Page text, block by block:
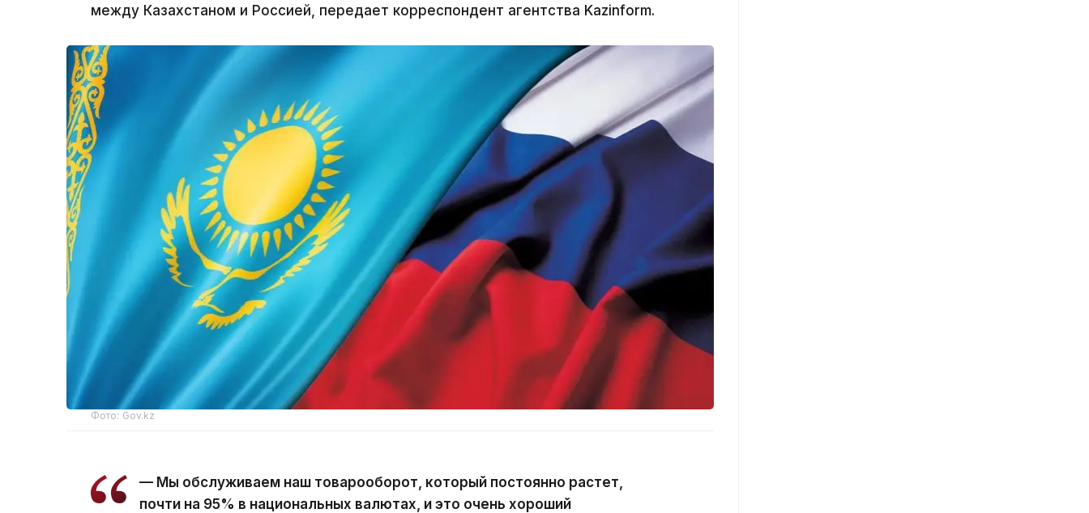
между Казахстаном и Россией, передает корреспондент агентства Kazinform.
Фото: Gov.kz
— Мы обслуживаем наш товарооборот, который постоянно растет,
почти на 95% в национальных валютах, и это очень хороший